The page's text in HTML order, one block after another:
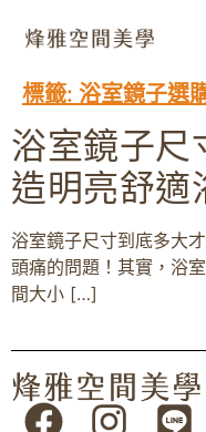
標籤: 浴室鏡子選
浴室鏡子尺
造明亮舒適
浴室鏡子尺寸到底多大
頭痛的問題！其實，浴
間大小 […]